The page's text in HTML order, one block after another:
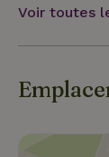
Voir toutes